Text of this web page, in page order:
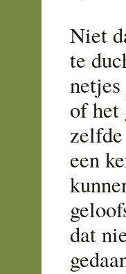
Niet
te
of het
een
dat